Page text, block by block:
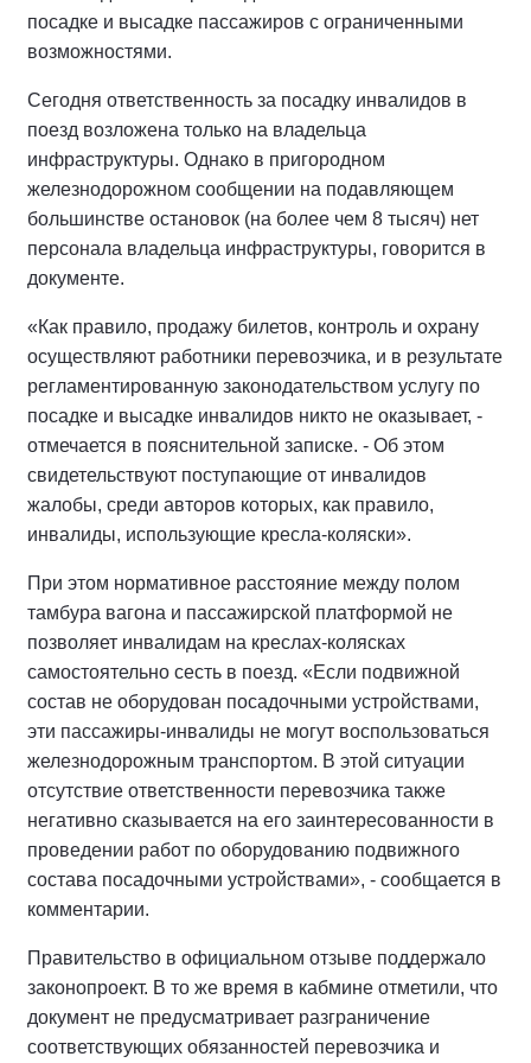
посадке и высадке пассажиров с ограниченными
возможностями.
Сегодня ответственность за посадку инвалидов в
поезд возложена только на владельца
инфраструктуры. Однако в пригородном
железнодорожном сообщении на подавляющем
большинстве остановок (на более чем 8 тысяч) нет
персонала владельца инфраструктуры, говорится в
документе.
«Как правило, продажу билетов, контроль и охрану
осуществляют работники перевозчика, и в результате
регламентированную законодательством услугу по
посадке и высадке инвалидов никто не оказывает, -
отмечается в пояснительной записке. - Об этом
свидетельствуют поступающие от инвалидов
жалобы, среди авторов которых, как правило,
инвалиды, использующие кресла-коляски».
При этом нормативное расстояние между полом
тамбура вагона и пассажирской платформой не
позволяет инвалидам на креслах-колясках
самостоятельно сесть в поезд. «Если подвижной
состав не оборудован посадочными устройствами,
эти пассажиры-инвалиды не могут воспользоваться
железнодорожным транспортом. В этой ситуации
отсутствие ответственности перевозчика также
негативно сказывается на его заинтересованности в
проведении работ по оборудованию подвижного
состава посадочными устройствами», - сообщается в
комментарии.
Правительство в официальном отзыве поддержало
законопроект. В то же время в кабмине отметили, что
документ не предусматривает разграничение
соответствующих обязанностей перевозчика и